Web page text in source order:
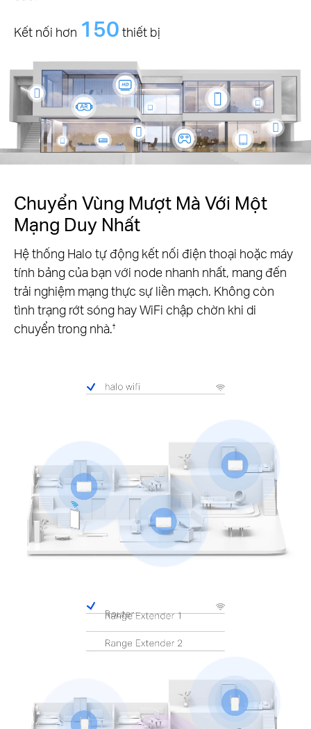
Kết nối hơn 150 thiết bị
Chuyển Vùng Mượt Mà Với Một
Mạng Duy Nhất
Hệ thống Halo tự động kết nối điện thoại hoặc máy
tính bảng của bạn với node nhanh nhất, mang đến
trải nghiệm mạng thực sự liền mạch. Không còn
tình trạng rớt sóng hay WiFi chập chờn khi di
chuyển trong nhà. †